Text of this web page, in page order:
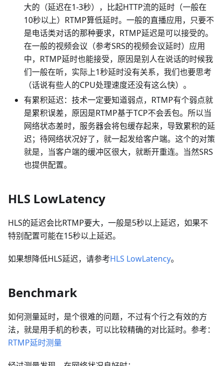
大的（延迟在1-3秒），比起HTTP流的延时（一般在
10秒以上）RTMP算低延时。一般的直播应用，只要不
是电话类对话的那种要求，RTMP延迟是可以接受的。
在一般的视频会议（参考SRS的视频会议延时）应用
中，RTMP延时也能接受，原因是别人在说话的时候我
们一般在听，实际上1秒延时没有关系，我们也要思考
（话说有些人的CPU处理速度还没有这么快）。
有累积延迟：技术一定要知道弱点，RTMP有个弱点就
是累积误差，原因是RTMP基于TCP不会丢包。所以当
网络状态差时，服务器会将包缓存起来，导致累积的延
迟；待网络状况好了，就一起发给客户端。这个的对策
就是，当客户端的缓冲区很大，就断开重连。当然SRS
也提供配置。
HLS LowLatency
HLS的延迟会比RTMP要大，一般是5秒以上延迟，如果不
特别配置可能在15秒以上延迟。
如果想降低HLS延迟，请参考HLS LowLatency。
Benchmark
如何测量延时，是个很难的问题，不过有个行之有效的方
法，就是用手机的秒表，可以比较精确的对比延时。参考：
RTMP延时测量